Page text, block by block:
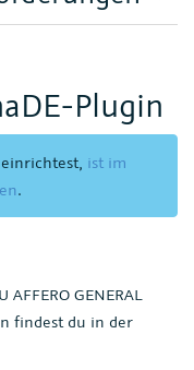
Plugin
ist im
.
GENERAL
findest du in der